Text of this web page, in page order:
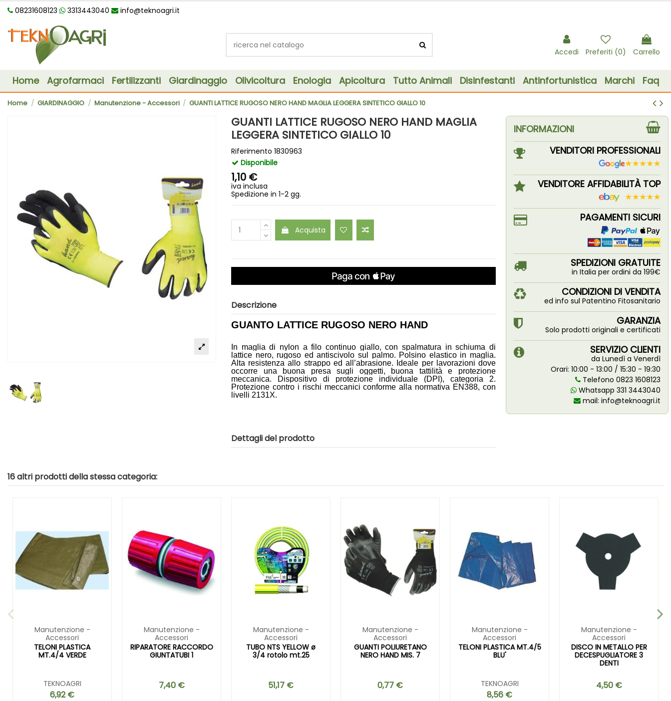
08231608123 3313443040 info@teknoagri.it
Accedi Preferiti (0) Carrello
Home Agrofarmaci Fertilizzanti Giardinaggio Olivicoltura Enologia Apicoltura Tutto Animali Disinfestanti Antinfortunistica Marchi Faq
Home GIARDINAGGIO Manutenzione - Accessori GUANTI LATTICE RUGOSO NERO HAND MAGLIA LEGGERA SINTETICO GIALLO 10
GUANTI LATTICE RUGOSO NERO HAND MAGLIA
LEGGERA SINTETICO GIALLO 10
Riferimento 1830963
Disponibile
1,10 €
iva inclusa
Spedizione in 1-2 gg.
Acquista
Descrizione
GUANTO LATTICE RUGOSO NERO HAND
In maglia di nylon a filo continuo giallo, con spalmatura in schiuma di
lattice nero, rugoso ed antiscivolo sul palmo. Polsino elastico in maglia.
Alta resistenza allo strappo ed all’abrasione. Ideale per lavorazioni dove
occorre una buona presa sugli oggetti, buona tattilità e protezione
meccanica. Dispositivo di protezione individuale (DPI), categoria 2.
Protezione contro i rischi meccanici conforme alla normativa EN388, con
livelli 2131X.
Dettagli del prodotto
INFORMAZIONI
VENDITORI PROFESSIONALI
VENDITORE AFFIDABILITÀ TOP
PAGAMENTI SICURI
SPEDIZIONI GRATUITE
in Italia per ordini da 199€
CONDIZIONI DI VENDITA
ed info sul Patentino Fitosanitario
GARANZIA
Solo prodotti originali e certificati
SERVIZIO CLIENTI
da Lunedì a Venerdì
Orari: 10:00 - 13:00 / 15:30 - 19:30
Telefono 0823 1608123
Whatsapp 331 3443040
mail: info@teknoagri.it
16 altri prodotti della stessa categoria:
Manutenzione -
Accessori
TELONI PLASTICA
MT.4/4 VERDE
TEKNOAGRI
6,92 €
Manutenzione -
Accessori
RIPARATORE RACCORDO
GIUNTATUBI 1
7,40 €
Manutenzione -
Accessori
TUBO NTS YELLOW ø
3/4 rotolo mt.25
51,17 €
Manutenzione -
Accessori
GUANTI POLIURETANO
NERO HAND MIS. 7
0,77 €
Manutenzione -
Accessori
TELONI PLASTICA MT.4/5
BLU'
TEKNOAGRI
8,56 €
Manutenzione -
Accessori
DISCO IN METALLO PER
DECESPUGLIATORE 3
DENTI
4,50 €